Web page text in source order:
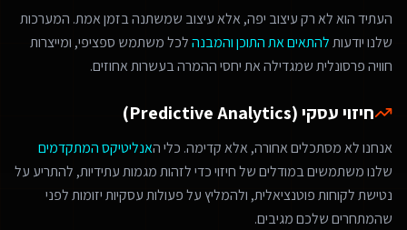
העתיד הוא לא רק עיצוב יפה, אלא עיצוב שמשתנה בזמן אמת. המערכות
שלנו יודעותלהתאים את התוכן והמבנהלכל משתמש ספציפי, ומייצרות
חוויה פרסונלית שמגדילה את יחסי ההמרה בעשרות אחוזים.
חיזוי עסקי (Predictive Analytics)
אנחנו לא מסתכלים אחורה, אלא קדימה. כלי האנליטיקס המתקדמים
שלנו משתמשים במודלים של חיזוי כדי לזהות מגמות עתידיות, להתריע על
נטישת לקוחות פוטנציאלית, ולהמליץ על פעולות עסקיות יזומות לפני
שהמתחרים שלכם מגיבים.